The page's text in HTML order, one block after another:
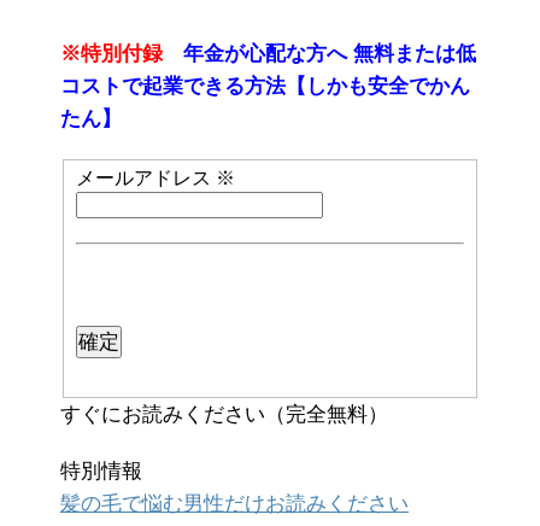
※特別付録
年金が心配な方へ 無料または低
コストで起業できる方法【しかも安全でかん
たん】
メールアドレス ※
すぐにお読みください（完全無料）
特別情報
髪の毛で悩む男性だけお読みください